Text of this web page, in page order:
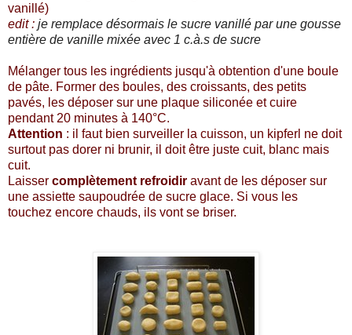
vanillé)
edit : je remplace désormais le sucre vanillé par une gousse
entière de vanille mixée avec 1 c.à.s de sucre
Mélanger tous les ingrédients jusqu'à obtention d'une boule
de pâte. Former des boules, des croissants, des petits
pavés, les déposer sur une plaque siliconée et cuire
pendant 20 minutes à 140°C.
Attention : il faut bien surveiller la cuisson, un kipferl ne doit
surtout pas dorer ni brunir, il doit être juste cuit, blanc mais
cuit.
Laisser complètement refroidir avant de les déposer sur
une assiette saupoudrée de sucre glace. Si vous les
touchez encore chauds, ils vont se briser.